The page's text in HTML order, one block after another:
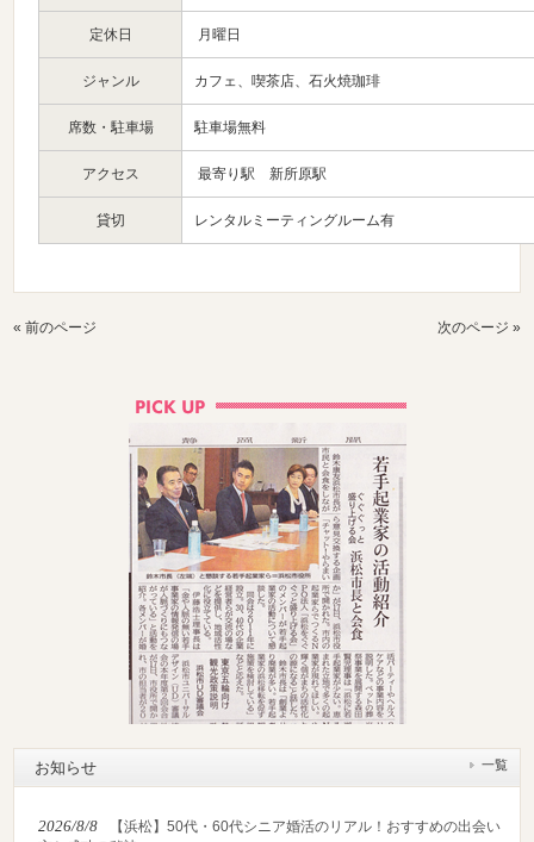
定休日 月曜日
ジャンル カフェ、喫茶店、石火焼珈琲
席数・駐車場 駐車場無料
アクセス 最寄り駅 新所原駅
貸切 レンタルミーティングルーム有
« 前のページ 次のページ »
お知らせ 一覧
2026/8/8
【浜松】50代・60代シニア婚活のリアル！おすすめの出会い